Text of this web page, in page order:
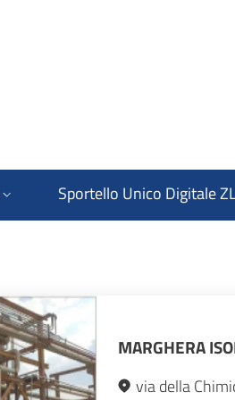
Sportello Unico Digitale
MARGHERA
via della